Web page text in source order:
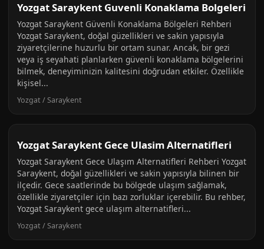
Yozgat Saraykent Guvenli Konaklama Bolgeleri
Yozgat Saraykent Güvenli Konaklama Bölgeleri Rehberi
Yozgat Saraykent, doğal güzellikleri ve sakin yapısıyla
ziyaretçilerine huzurlu bir ortam sunar. Ancak, bir gezi
veya iş seyahati planlarken güvenli konaklama bölgelerini
bilmek, deneyiminizin kalitesini doğrudan etkiler. Özellikle
kişisel...
Yozgat / Saraykent
Yozgat Saraykent Gece Ulasim Alternatifleri
Yozgat Saraykent Gece Ulaşım Alternatifleri Rehberi Yozgat
Saraykent, doğal güzellikleri ve sakin yapısıyla bilinen bir
ilçedir. Gece saatlerinde bu bölgede ulaşım sağlamak,
özellikle ziyaretçiler için bazı zorluklar içerebilir. Bu rehber,
Yozgat Saraykent gece ulaşım alternatifleri...
Yozgat / Saraykent